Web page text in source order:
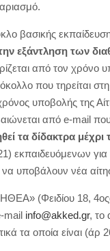
βασικής
εξάντληση των
από τον
που τηρείται
υποβολής της
από e-
τα δίδακτρα
εκπαιδευόμενων για
να υποβάλουν νέα
(Φειδίου 18,
mail info@akked.gr, το
τα οποία είναι (άρ